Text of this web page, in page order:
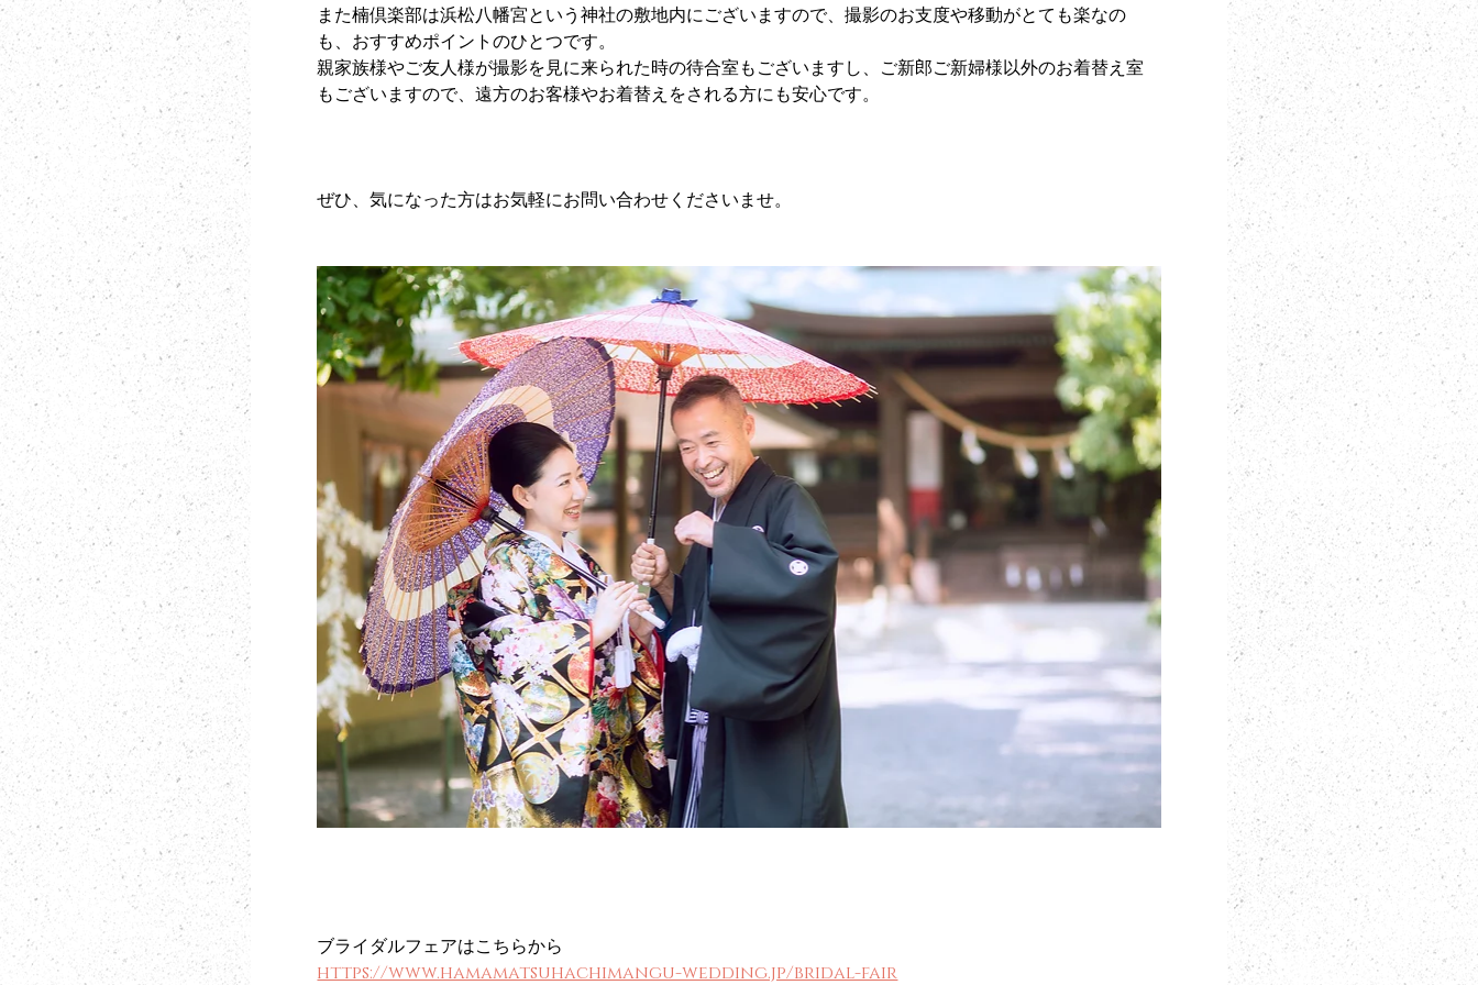
また楠倶楽部は浜松八幡宮という神社の敷地内にございますので、撮影のお支度や移動がとても楽なの
も、おすすめポイントのひとつです。
親家族様やご友人様が撮影を見に来られた時の待合室もございますし、ご新郎ご新婦様以外のお着替え室
もございますので、遠方のお客様やお着替えをされる方にも安心です。
ぜひ、気になった方はお気軽にお問い合わせくださいませ。
ブライダルフェアはこちらから
https://www.hamamatsuhachimangu-wedding.jp/bridal-fair